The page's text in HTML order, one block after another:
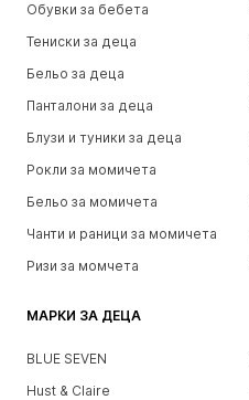
Обувки за бебета
Тениски за деца
Бельо за деца
Панталони за деца
Блузи и туники за деца
Рокли за момичета
Бельо за момичета
Чанти и раници за момичета
Ризи за момчета
МАРКИ ЗА ДЕЦА
BLUE SEVEN
Hust & Claire